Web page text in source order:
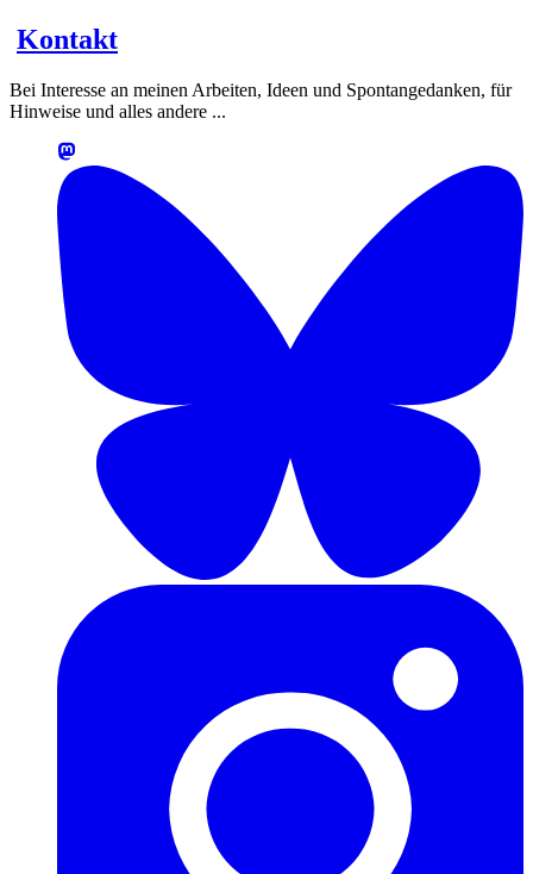
Kontakt
Bei Interesse an meinen Arbeiten, Ideen und Spontangedanken, für
Hinweise und alles andere ...